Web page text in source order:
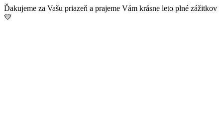
Ďakujeme za Vašu priazeň a prajeme Vám krásne leto plné zážitkov
💛